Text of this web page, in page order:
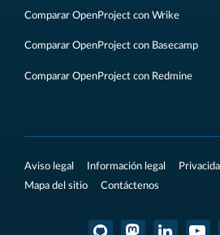
Comparar OpenProject con Wrike
Comparar OpenProject con Basecamp
Comparar OpenProject con Redmine
Aviso legal Información legal
Mapa del sitio
Contáctenos